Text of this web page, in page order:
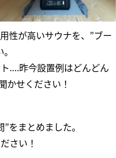
性が高いサウナを、”ブー
....昨今設置例はどんどん
かせください！
をまとめました。
さい！